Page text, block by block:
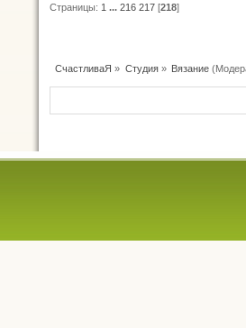
Страницы: 1 ... 216 217 [218]
СчастливаЯ » Студия» Вязание